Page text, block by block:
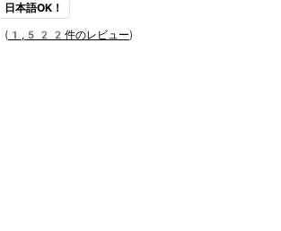
日本語OK！
( 1,522件のレビュー)